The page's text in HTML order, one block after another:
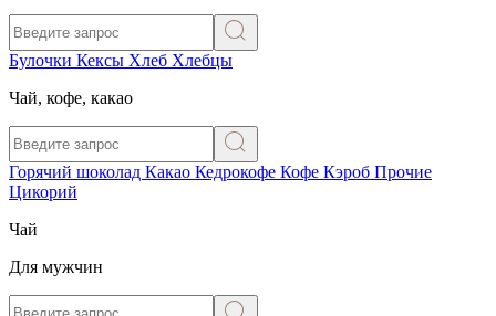
Булочки Кексы Хлеб Хлебцы
Чай, кофе, какао
Горячий шоколад Какао Кедрокофе Кофе Кэроб Прочие
Цикорий
Чай
Для мужчин